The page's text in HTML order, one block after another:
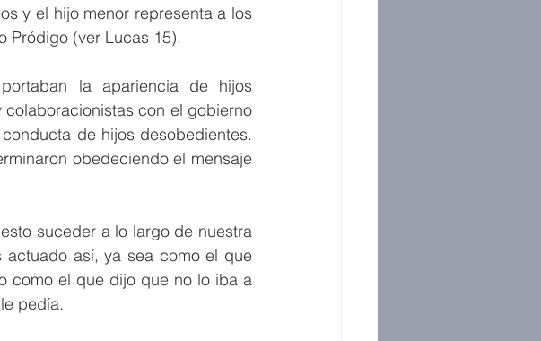
y el hijo menor representa a los
Pródigo (ver Lucas 15).
la apariencia de hijos
con el gobierno
de hijos desobedientes.
obedeciendo el mensaje
suceder a lo largo de nuestra
actuado así, ya sea como el que
como el que dijo que no lo iba a
pedía.